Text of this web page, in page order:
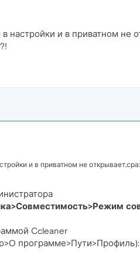
настройки и в приватном не
и в приватном не
Ccleaner
программе>Пути>Профиль):